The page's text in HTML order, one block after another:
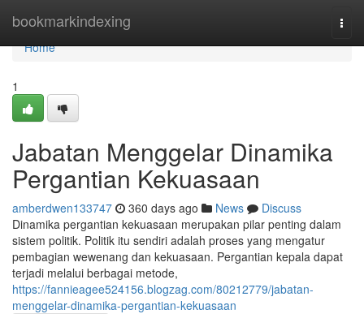
bookmarkindexing
Home
Home
1
Jabatan Menggelar Dinamika
Pergantian Kekuasaan
amberdwen133747 360 days ago News
Discuss
Dinamika pergantian kekuasaan merupakan pilar penting dalam
sistem politik. Politik itu sendiri adalah proses yang mengatur
pembagian wewenang dan kekuasaan. Pergantian kepala dapat
terjadi melalui berbagai metode,
https://fannieagee524156.blogzag.com/80212779/jabatan-
menggelar-dinamika-pergantian-kekuasaan